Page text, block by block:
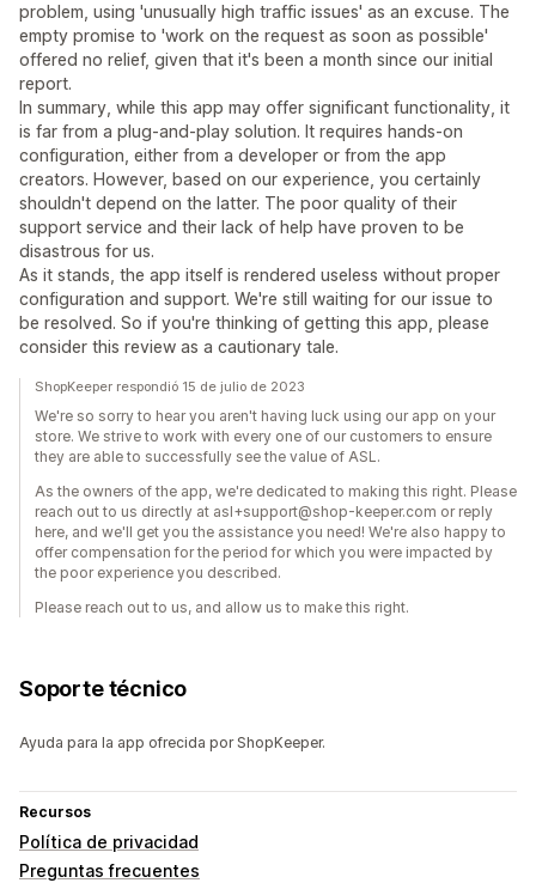
problem, using 'unusually high traffic issues' as an excuse. The
empty promise to 'work on the request as soon as possible'
offered no relief, given that it's been a month since our initial
report.
In summary, while this app may offer significant functionality, it
is far from a plug-and-play solution. It requires hands-on
configuration, either from a developer or from the app
creators. However, based on our experience, you certainly
shouldn't depend on the latter. The poor quality of their
support service and their lack of help have proven to be
disastrous for us.
As it stands, the app itself is rendered useless without proper
configuration and support. We're still waiting for our issue to
be resolved. So if you're thinking of getting this app, please
consider this review as a cautionary tale.
ShopKeeper respondió 15 de julio de 2023
We're so sorry to hear you aren't having luck using our app on your
store. We strive to work with every one of our customers to ensure
they are able to successfully see the value of ASL.
As the owners of the app, we're dedicated to making this right. Please
reach out to us directly at asl+support@shop-keeper.com or reply
here, and we'll get you the assistance you need! We're also happy to
offer compensation for the period for which you were impacted by
the poor experience you described.
Please reach out to us, and allow us to make this right.
Soporte técnico
Ayuda para la app ofrecida por ShopKeeper.
Recursos
Política de privacidad
Preguntas frecuentes